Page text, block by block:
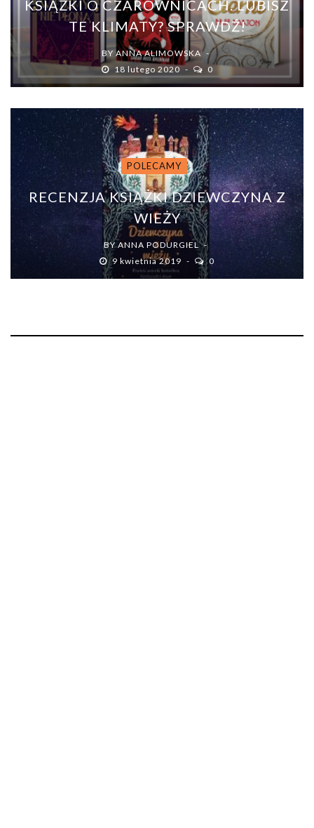
KSIĄŻKI O CZAROWNICACH. LUBISZ
TE KLIMATY? SPRAWDŹ!
BY ANNA ALIMOWSKA
18 lutego 2020
0
POLECAMY
RECENZJA KSIĄŻKI DZIEWCZYNA Z
WIEŻY
BYANNA PODURGIEL
9 kwietnia 2019
0